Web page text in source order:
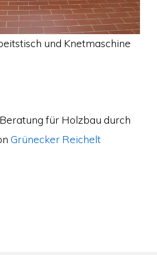
und Knetmaschine
für Holzbau durch
Grünecker Reichelt